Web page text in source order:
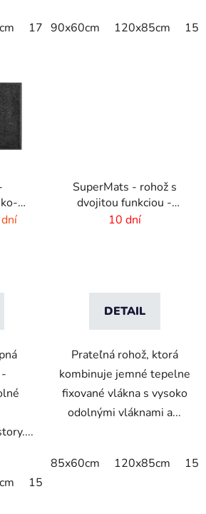
175x115cm 300x85cm
90x60cm 120x85cm
150x85cm
SuperMats - rohož s
dvojitou funkciou -
zoškrabanie a utretie
10 dní
DETAIL
Prateľná rohož, ktorá
kombinuje jemné tepelne
fixované vlákna s vysoko
odolnými vláknami a...
85x60cm 120x85cm